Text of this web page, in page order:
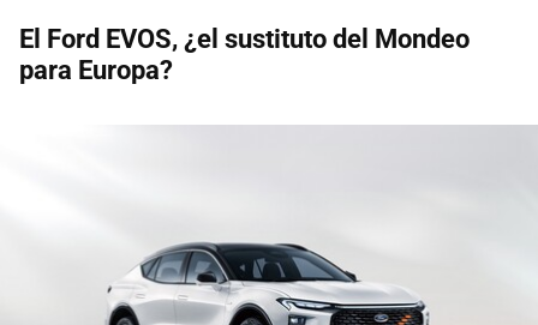
El Ford EVOS, ¿el sustituto del Mondeo
para Europa?